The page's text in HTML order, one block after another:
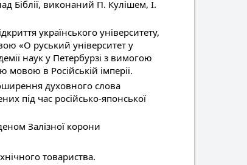
Біблії, виконаний П. Кулішем, І.
українського університету,
«О руський університет у
наук у Петербурзі з вимогою
в Російській імперії.
духовного слова
під час російсько-японської
Залізної корони
товариства.